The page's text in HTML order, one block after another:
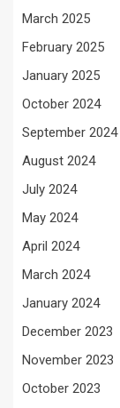
March 2025
February 2025
January 2025
October 2024
September 2024
August 2024
July 2024
May 2024
April 2024
March 2024
January 2024
December 2023
November 2023
October 2023